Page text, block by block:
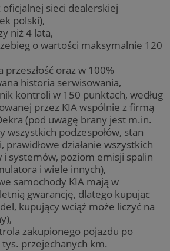
sieci dealerskiej
polski),
niż 4 lata,
o wartości maksymalnie 120
oraz w 100%
historia serwisowania,
kontroli w 150 punktach, według
przez KIA wspólnie z firmą
(pod uwagę brany jest m.in.
wszystkich podzespołów, stan
prawidłowe działanie wszystkich
i systemów, poziom emisji spalin
i wiele innych),
samochody KIA mają w
gwarancję, dlatego kupując
kupujący wciąż może liczyć na
zakupionego pojazdu po
przejechanych km.